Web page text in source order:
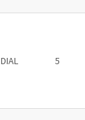
DIAL 5